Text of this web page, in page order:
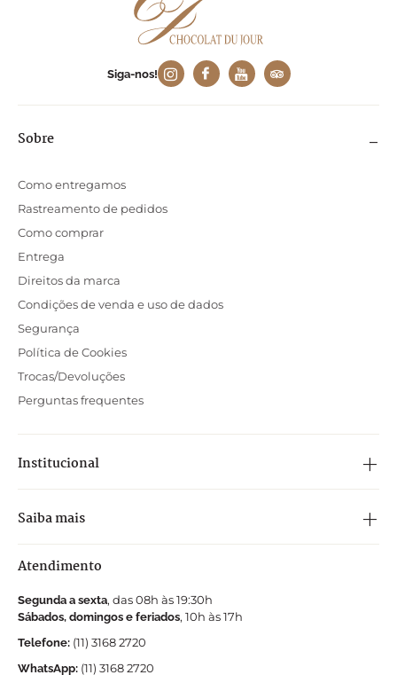
Siga-nos!
Sobre
Como entregamos
Rastreamento de pedidos
Como comprar
Entrega
Direitos da marca
Condições de venda e uso de dados
Segurança
Política de Cookies
Trocas/Devoluções
Perguntas frequentes
Institucional
Saiba mais
Atendimento
Segunda a sexta, das 08h às 19:30h
Sábados, domingos e feriados, 10h às 17h
Telefone: (11) 3168 2720
WhatsApp: (11) 3168 2720